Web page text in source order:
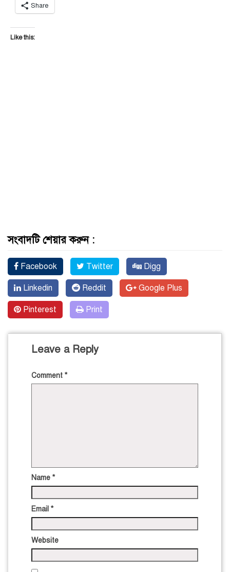
Share
Like this:
সংবাদটি শেয়ার করুন :
Facebook Twitter Digg
Linkedin Reddit Google Plus
Pinterest Print
Leave a Reply
Comment *
Name *
Email *
Website